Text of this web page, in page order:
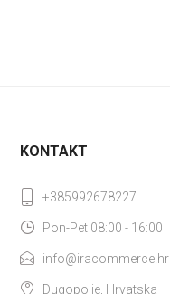
KONTAKT
+385992678227
Pon-Pet 08:00 - 16:00
info@iracommerce.hr
Dugopolje, Hrvatska